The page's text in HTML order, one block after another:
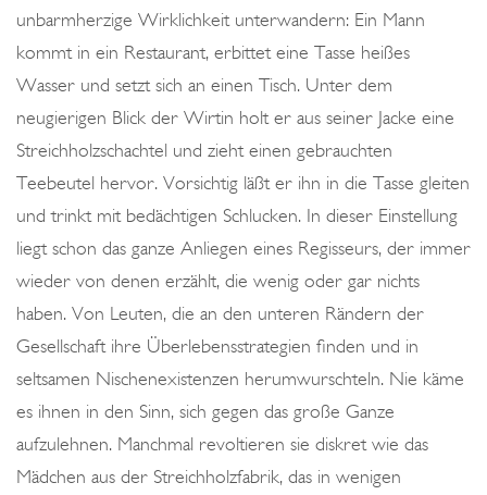
unbarmherzige Wirklichkeit unterwandern: Ein Mann
kommt in ein Restaurant, erbittet eine Tasse heißes
Wasser und setzt sich an einen Tisch. Unter dem
neugierigen Blick der Wirtin holt er aus seiner Jacke eine
Streichholzschachtel und zieht einen gebrauchten
Teebeutel hervor. Vorsichtig läßt er ihn in die Tasse gleiten
und trinkt mit bedächtigen Schlucken. In dieser Einstellung
liegt schon das ganze Anliegen eines Regisseurs, der immer
wieder von denen erzählt, die wenig oder gar nichts
haben. Von Leuten, die an den unteren Rändern der
Gesellschaft ihre Überlebensstrategien finden und in
seltsamen Nischenexistenzen herumwurschteln. Nie käme
es ihnen in den Sinn, sich gegen das große Ganze
aufzulehnen. Manchmal revoltieren sie diskret wie das
Mädchen aus der Streichholzfabrik, das in wenigen